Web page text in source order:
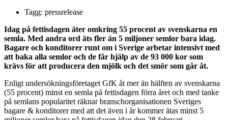
Tagg: pressrelease
Idag på fettisdagen äter omkring 55 procent av svenskarna en
semla. Med andra ord äts fler än 5 miljoner semlor bara idag.
Bagare och konditorer runt om i Sverige arbetar intensivt med
att baka alla semlor och de får hjälp av de 93 000 kor som
krävs för att producera den mjölk och det smör som går åt.
Enligt undersökningsföretaget GfK åt mer än hälften av svenskarna
(55 procent) minst en semla på fettisdagen förra året och med tanke
på semlans popularitet räknar branschorganisationen Sveriges
bagare & konditorer med att det även i år kommer ätas minst 5